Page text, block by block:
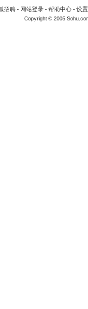
招聘 - 网站登录 - 帮助中心 - 设
Copyright © 2005